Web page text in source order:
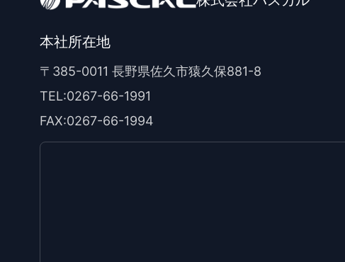
本社所在地
〒385-0011 長野県佐久市猿久保881-8
TEL:0267-66-1991
FAX:0267-66-1994